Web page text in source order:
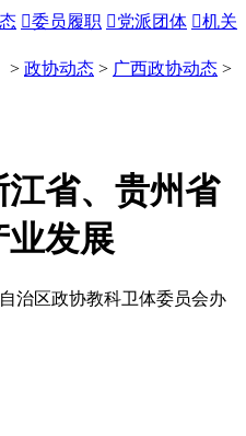
委员履职 党派团体 机关
> 政协动态 > 广西政协动态 >
省、贵州省
发展
治区政协教科卫体委员会办